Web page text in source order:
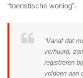
“toeristische woning”.
“Vanaf dat
verhuurd,
registreren
voldoen aan